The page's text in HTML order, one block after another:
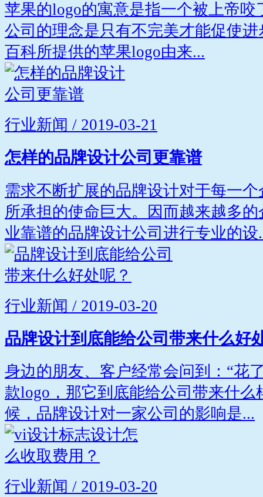
苹果的logo的寓意是指一个被上帝
公司的理念是只有不完美才能促使
百科所提供的苹果logo由来...
行业新闻 / 2019-03-21
怎样的品牌设计公司更靠谱
需求不断扩展的品牌设计对于每一
所承担的使命巨大。因而越来越多
业靠谱的品牌设计公司进行专业的设
行业新闻 / 2019-03-20
品牌设计到底能给公司带来什么好
身边的朋友、客户经常会问到：“花
款logo，那它到底能给公司带来什么
候，品牌设计对一家公司的影响是...
行业新闻 / 2019-03-20